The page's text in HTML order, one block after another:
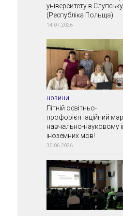
університету в Слупську
(Республіка Польща)
14.07.2026
НОВИНИ
Літній освітньо-
профорієнтаційний
навчально-науковому
іноземних мов!
30.06.2026